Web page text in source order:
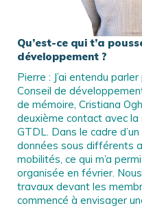
Qu’est-ce qui t’a
développement ?
Pierre : J’ai entendu
Conseil de
de mémoire, Cristiana
deuxième contact avec
GTDL. Dans le cadre
données sous différents
mobilités, ce qui m’a
organisée en février.
travaux devant les
commencé à envisager